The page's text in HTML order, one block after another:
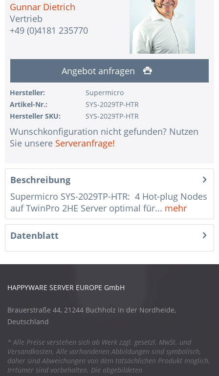
Gunnar Dietrich
Vertrieb
+49 (0)4181 235770
Angebot anfragen
Hersteller:
Supermicro
Artikel-Nr.:
SYS-2029TP-HTR
Hersteller SKU:
SYS-2029TP-HTR
Wunschkonfiguration nicht gefunden? Nutzen
Sie unsere Serveranfrage!
Beschreibung
Supermicro SYS-2029TP-HTR: 4 Hot-plug Nodes
auf TwinPro 2HE Server optimal für... mehr
Datenblatt
HAPPYWARE SERVER EUROPE GmbH
Brauerstraße 44, 21244 Buchholz in der Nordheide,
Deutschland
* Alle Preise verstehen sich ab Werk zzgl. gesetzl. MwSt. und
Versandkosten. Alle vorhandenen Abbildungen sind symbolisch,
daher sind Abweichungen von dem tatsächlichen Produkt möglich.
Irrtümer sind vorbehalten. Die abgebildeten